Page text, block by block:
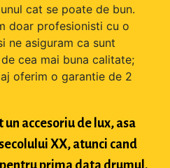
cat se poate de bun.
doar profesionisti cu o
ne asiguram ca sunt
cea mai buna calitate;
oferim o garantie de 2
accesoriu de lux, asa
XX, atunci cand
prima data drumul.